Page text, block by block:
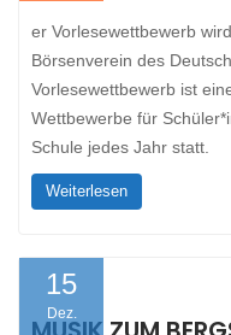
er Vorlesewettbewerb
Börsenverein des
Vorlesewettbewerb ist
Wettbewerbe für
Schule jedes Jahr statt.
Weiterlesen
15
Dez.